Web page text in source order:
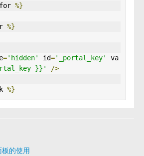
%}
%}
='hidden' id='_portal_key'
va
}}' />
%}
的使用